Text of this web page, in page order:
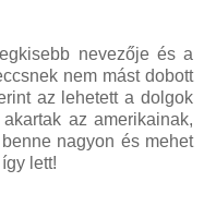
nevezője és a
nem mást dobott
az lehetett a dolgok
az amerikainak,
nagyon és mehet
lett!